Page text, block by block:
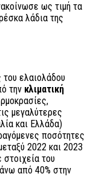
ως τιμή τα
λάδια της
του ελαιολάδου
την κλιματική
μεγαλύτερες
και Ελλάδα)
ποσότητες
2022 και 2023
του
από 40% στην